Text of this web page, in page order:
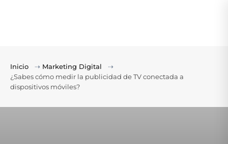
Inicio ⇢ Marketing Digital
⇢
¿Sabes cómo medir la publicidad de TV conectada a
dispositivos móviles?